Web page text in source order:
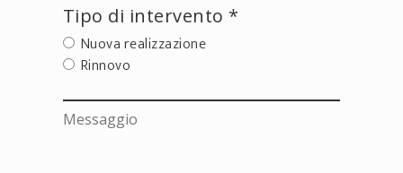
Tipo di intervento *
Nuova realizzazione
Rinnovo